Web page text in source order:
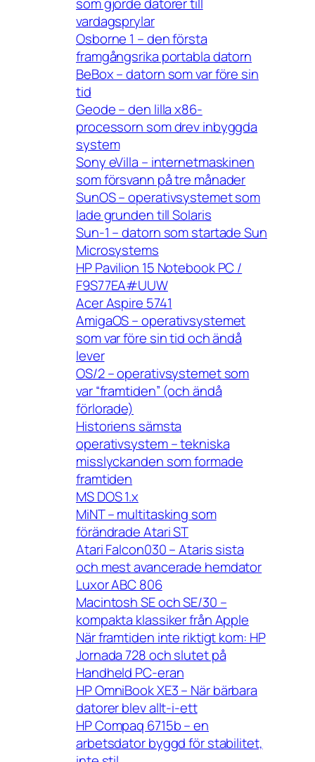
vardagsprylar
Osborne 1 – den första
framgångsrika portabla datorn
BeBox – datorn som var före sin
tid
Geode – den lilla x86-
processorn som drev inbyggda
system
Sony eVilla – internetmaskinen
som försvann på tre månader
SunOS – operativsystemet som
lade grunden till Solaris
Sun-1 – datorn som startade Sun
Microsystems
HP Pavilion 15 Notebook PC /
F9S77EA#UUW
Acer Aspire 5741
AmigaOS – operativsystemet
som var före sin tid och ändå
lever
OS/2 – operativsystemet som
var “framtiden” (och ändå
förlorade)
Historiens sämsta
operativsystem – tekniska
misslyckanden som formade
framtiden
MS DOS 1.x
MiNT – multitasking som
förändrade Atari ST
Atari Falcon030 – Ataris sista
och mest avancerade hemdator
Luxor ABC 806
Macintosh SE och SE/30 –
kompakta klassiker från Apple
När framtiden inte riktigt kom: HP
Jornada 728 och slutet på
Handheld PC-eran
HP OmniBook XE3 – När bärbara
datorer blev allt-i-ett
HP Compaq 6715b – en
arbetsdator byggd för stabilitet,